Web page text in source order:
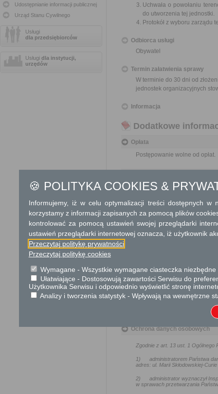
Udostępnianie informacji publicznej
Urząd Stanu Cywilnego
Usługi
dla przedsiębiorców
Usługi dla instytucji,
urzędów
Uchwała o powołaniu
do utworzenia tej jednostki.
Protokół z wyboru zarządu
Odbiorca usługi
Obywatel
Termin załatwienia sprawy
W terminie do 30 dni od
jednostek organizacyjnych
Informacja
Dodatkowe
Opłata
Postępowanie wolne od opłat.
Brak
Skargi i wnioski
Przedmiotem skargi może
ich pracowników, naruszenie
Organ właściwy dla
Podstawa prawna
Ustawa z dnia 7
Ochrona danych osobowych
Zgodnie z art. 13 ust. 1 Ogólnego
1) administratorem Państwa
adres: ul. Marii Skłodowskiej-
2) administrator wyznaczył
w sprawach przetwarzania
🍪 POLITYKA COOKIES &
Informujemy, iż w celu optymalizacji treści dostępnych w
korzystamy z informacji zapisanych za pomocą plików
kontrolować za pomocą ustawień swojej przeglądarki
ustawień przeglądarki internetowej oznacza, iż użytkownik
Przeczytaj politykę prywatności
Przeczytaj politykę cookies
Wymagane - Wszystkie wymagane ciasteczka
Ułatwiające - Dostosowują zawartości Serwisu do
Użytkownika Serwisu i odpowiednio wyświetlić stronę
Analizy i tworzenia statystyk - Wpływają na wewnętrzne